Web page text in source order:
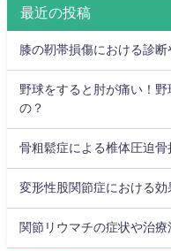
最近の投稿
膝の靭帯損傷における診
野球をすると肘が痛い！
の？
骨粗鬆症による椎体圧迫
変形性股関節症における
関節リウマチの症状や治療